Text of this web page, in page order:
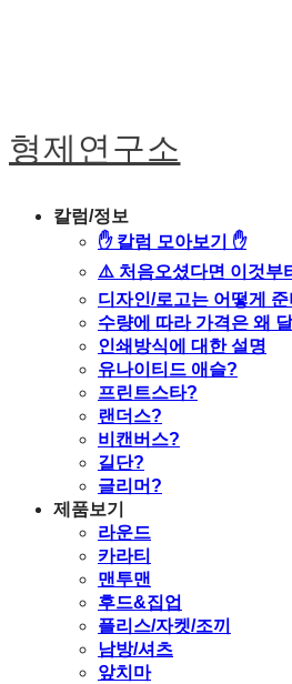
형제연구소
칼럼/정보
✋ 칼럼 모아보기 ✋
⚠️ 처음오셨다면 이것부
디자인/로고는 어떻게
수량에 따라 가격은 왜
인쇄방식에 대한 설명
유나이티드 애슬?
프린트스타?
랜더스?
비캔버스?
길단?
글리머?
제품보기
라운드
카라티
맨투맨
후드&집업
플리스/자켓/조끼
남방/셔츠
앞치마